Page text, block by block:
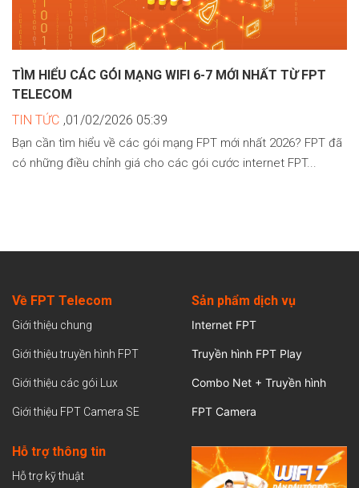
TÌM HIỂU CÁC GÓI MẠNG WIFI 6-7 MỚI NHẤT TỪ FPT
TELECOM
TIN TỨC ,01/02/2026 05:39
Bạn cần tìm hiểu về các gói mạng FPT mới nhất 2026? FPT đã
có những điều chỉnh giá cho các gói cước internet FPT...
Về FPT Telecom
Giới thiệu chung
Giới thiệu truyền hình FPT
Giới thiệu các gói Lux
Giới thiệu FPT Camera SE
Sản phẩm dịch vụ
Internet FPT
Truyền hình FPT Play
Combo Net + Truyền hình
FPT Camera
Hỗ trợ thông tin
Hỗ trợ kỹ thuật